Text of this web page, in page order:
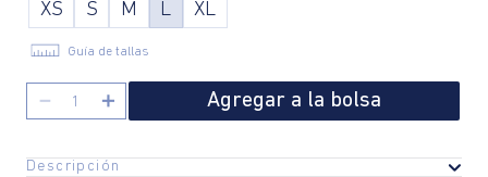
XS S M L XL
Guía de tallas
＋
－ Agregar a la bolsa
Descripción